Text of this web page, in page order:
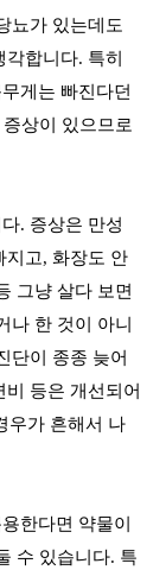
뇨가 있는데도
각합니다. 특히
게는 빠진다던
상이 있으므로
. 증상은 만성
지고, 화장도 안
그냥 살다 보면
나 한 것이 아니
단이 종종 늦어
등은 개선되어
우가 흔해서 나
한다면 약물이
수 있습니다. 특